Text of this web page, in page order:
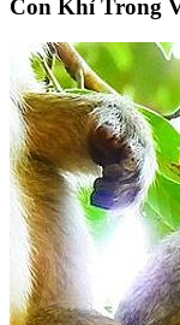
Con Khỉ Trong